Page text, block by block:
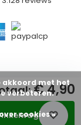
€ 4,90
akkoord met het
verbeteren.
cookies »